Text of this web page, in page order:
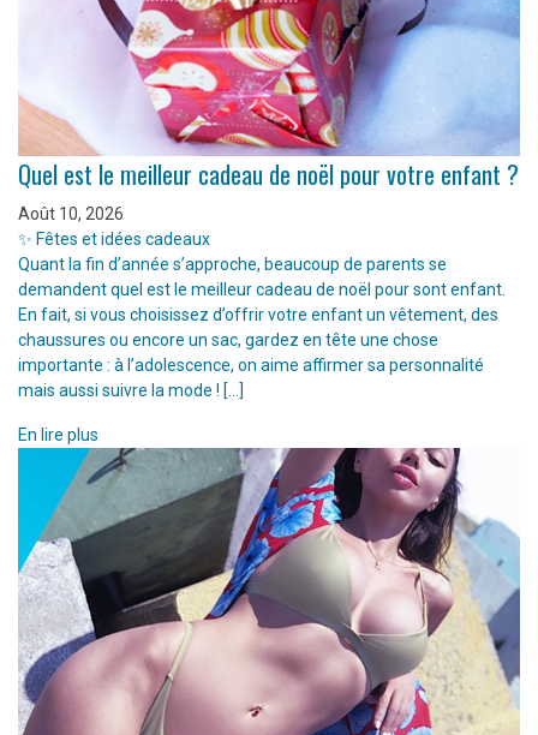
Quel est le meilleur cadeau de noël pour votre enfant ?
Août 10, 2026
✨ Fêtes et idées cadeaux
Quant la fin d’année s’approche, beaucoup de parents se
demandent quel est le meilleur cadeau de noël pour sont enfant.
En fait, si vous choisissez d’offrir votre enfant un vêtement, des
chaussures ou encore un sac, gardez en tête une chose
importante : à l’adolescence, on aime affirmer sa personnalité
mais aussi suivre la mode ! […]
En lire plus